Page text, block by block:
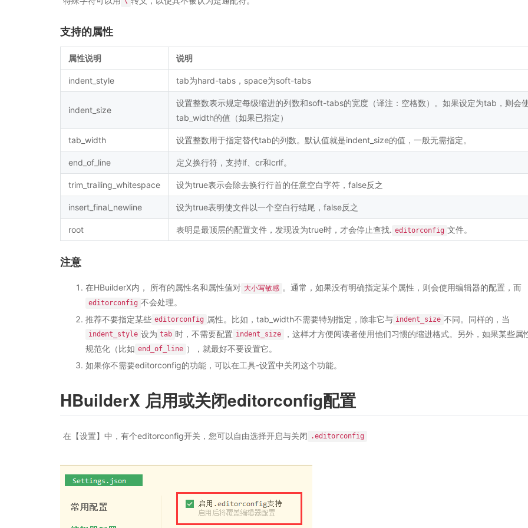
支持的属性
属性说明 说明
indent_style tab为hard-tabs，space为soft-tabs
indent_size
设置整数表示规定每级缩进的列数和soft-tabs的宽度（译注：空格数）。如果设定为tab，则会
tab_width的值（如果已指定）
tab_width 设置整数用于指定替代tab的列数。默认值就是indent_size的值，一般无需指定。
end_of_line 定义换行符，支持lf、cr和crlf。
trim_trailing_whitespace 设为true表示会除去换行行首的任意空白字符，false反之
insert_final_newline 设为true表明使文件以一个空白行结尾，false反之
root 表明是最顶层的配置文件，发现设为true时，才会停止查找. editorconfig 文件。
注意
在HBuilderX内， 所有的属性名和属性值对 大小写敏感 。通常，如果没有明确指定某个属性，则会使用编辑器的配置，而
editorconfig 不会处理。
推荐不要指定某些 editorconfig 属性。比如，tab_width不需要特别指定，除非它与 indent_size 不同。同样的，当
indent_style 设为 tab 时，不需要配置 indent_size
，这样才方便阅读者使用他们习惯的缩进格式。另外，如果某些属
规范化（比如 end_of_line ），就最好不要设置它。
如果你不需要editorconfig的功能，可以在工具-设置中关闭这个功能。
HBuilderX 启用或关闭editorconfig配置
在【设置】中，有个editorconfig开关，您可以自由选择开启与关闭 .editorconfig